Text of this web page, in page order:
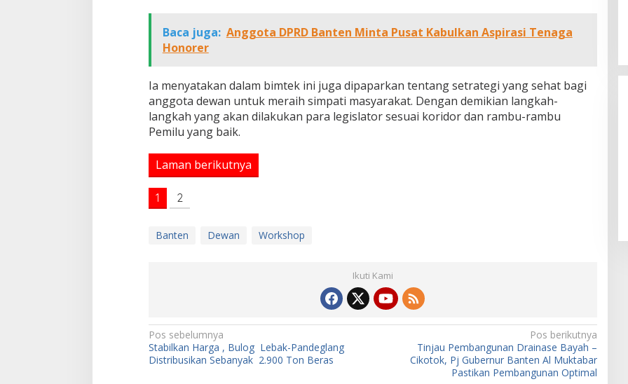
Baca juga: Anggota DPRD Banten Minta Pusat Kabulkan Aspirasi Tenaga
Honorer
Ia menyatakan dalam bimtek ini juga dipaparkan tentang setrategi yang sehat bagi
anggota dewan untuk meraih simpati masyarakat. Dengan demikian langkah-
langkah yang akan dilakukan para legislator sesuai koridor dan rambu-rambu
Pemilu yang baik.
Laman berikutnya
1 2
Banten Dewan Workshop
Ikuti Kami
N
a
Pos sebelumnya
Stabilkan Harga , Bulog Lebak-Pandeglang
Distribusikan Sebanyak 2.900 Ton Beras
Pos berikutnya
Tinjau Pembangunan Drainase Bayah –
Cikotok, Pj Gubernur Banten Al Muktabar
Pastikan Pembangunan Optimal
Nobar Final Piala Dunia FIFA 2026,
Nobar Final Piala Dunia Bersama
Warga, Asep Rafiudin: Pererat
Silaturahmi dan Bangkitkan
Semangat Olahraga